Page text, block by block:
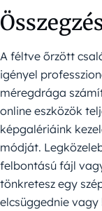
A féltve őrzött
igényel
méregdrága
online eszközök
képgalériáink
módját.
felbontású fájl
tönkretesz egy
elcsüggednie